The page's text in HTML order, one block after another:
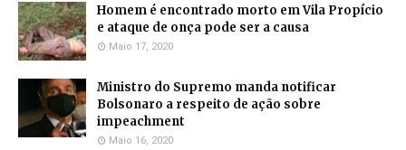
Homem é encontrado morto em Vila Propício
e ataque de onça pode ser a causa
Maio 17, 2020
Ministro do Supremo manda notificar
Bolsonaro a respeito de ação sobre
impeachment
Maio 16, 2020